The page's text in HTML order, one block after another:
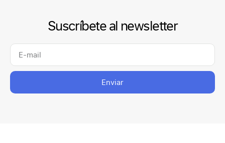
Suscríbete al newsletter
Enviar